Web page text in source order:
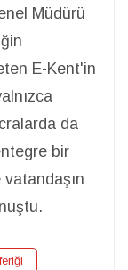
Müdürü
E-Kent'in
da
bir